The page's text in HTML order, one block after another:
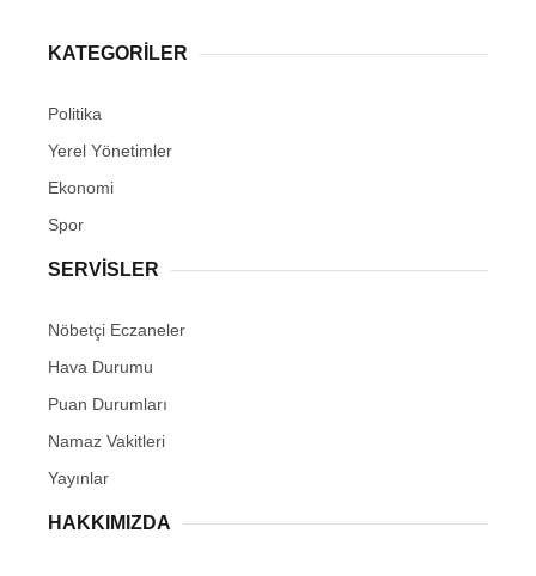
KATEGORİLER
Politika
Yerel Yönetimler
Ekonomi
Spor
SERVİSLER
Nöbetçi Eczaneler
Hava Durumu
Puan Durumları
Namaz Vakitleri
Yayınlar
HAKKIMIZDA